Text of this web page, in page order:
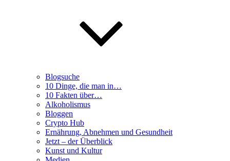
Blogsuche
10 Dinge, die man in…
10 Fakten über…
Alkoholismus
Bloggen
Crypto Hub
Ernährung, Abnehmen und Gesundheit
Jetzt – der Überblick
Kunst und Kultur